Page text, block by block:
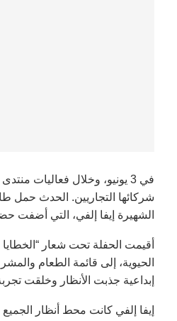
في 3 يونيو، وخلال فعاليات منتدى SiGMA Asia 2025 في مانيلا، نظّمت شركة
شركائها التجاريين. الحدث حمل
الشهيرة إيفا إلفي، التي أضفت
أقيمت الحفلة تحت شعار
الحيوية، إلى قائمة الطعام
إبداعية جذبت الأنظار وخلقت